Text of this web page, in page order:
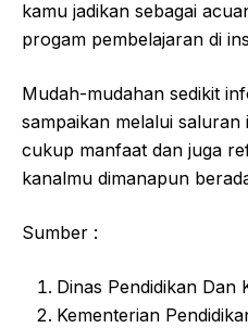
kamu jadikan sebagai
progam pembelajaran di
Mudah-mudahan sedikit
sampaikan melalui
cukup manfaat dan juga
kanalmu dimanapun
Sumber :
Dinas Pendidikan Dan
Kementerian